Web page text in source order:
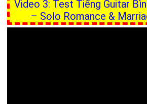
Video 3: Test Tiếng Guitar
– Solo Romance &